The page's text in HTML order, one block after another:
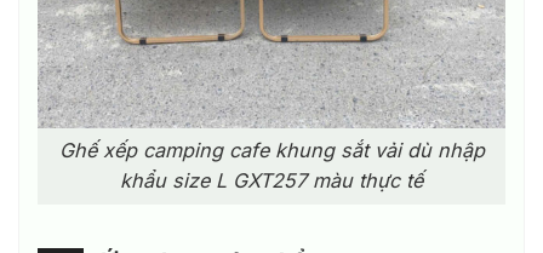
Ghế xếp camping cafe khung sắt vải dù nhập
khẩu size L GXT257 màu thực tế